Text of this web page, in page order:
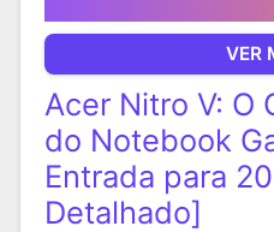
VER
Acer Nitro V: O
do Notebook
Entrada para
Detalhado]